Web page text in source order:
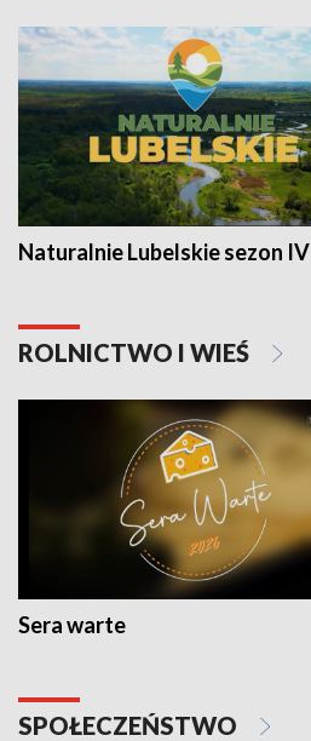
Naturalnie Lubelskie sezon IV
ROLNICTWO I WIEŚ
Sera warte
SPOŁECZEŃSTWO